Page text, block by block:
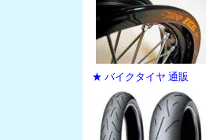
★ バイクタイヤ 通販